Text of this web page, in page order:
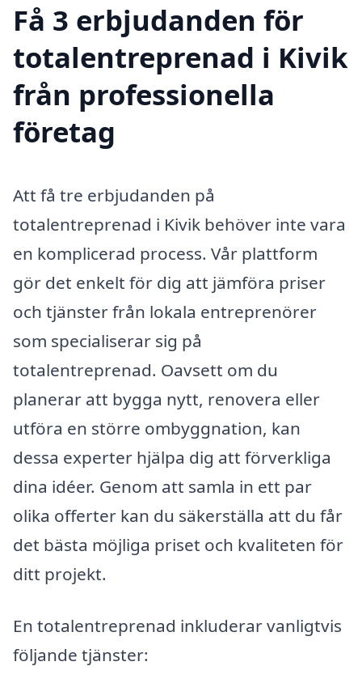
Få 3 erbjudanden för
totalentreprenad i Kivik
från professionella
företag
Att få tre erbjudanden på
totalentreprenad i Kivik behöver inte vara
en komplicerad process. Vår plattform
gör det enkelt för dig att jämföra priser
och tjänster från lokala entreprenörer
som specialiserar sig på
totalentreprenad. Oavsett om du
planerar att bygga nytt, renovera eller
utföra en större ombyggnation, kan
dessa experter hjälpa dig att förverkliga
dina idéer. Genom att samla in ett par
olika offerter kan du säkerställa att du får
det bästa möjliga priset och kvaliteten för
ditt projekt.
En totalentreprenad inkluderar vanligtvis
följande tjänster: